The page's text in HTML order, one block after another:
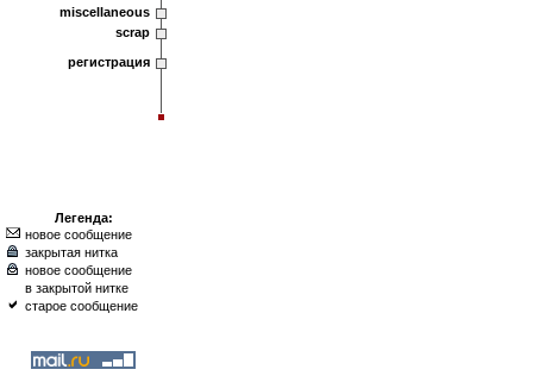
miscellaneous
scrap
регистрация
Легенда:
новое сообщение
закрытая нитка
новое сообщение
в закрытой нитке
старое сообщение